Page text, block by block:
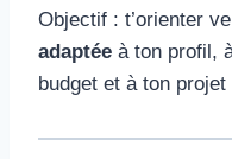
Objectif : t’orienter
adaptée à ton profil,
budget et à ton projet